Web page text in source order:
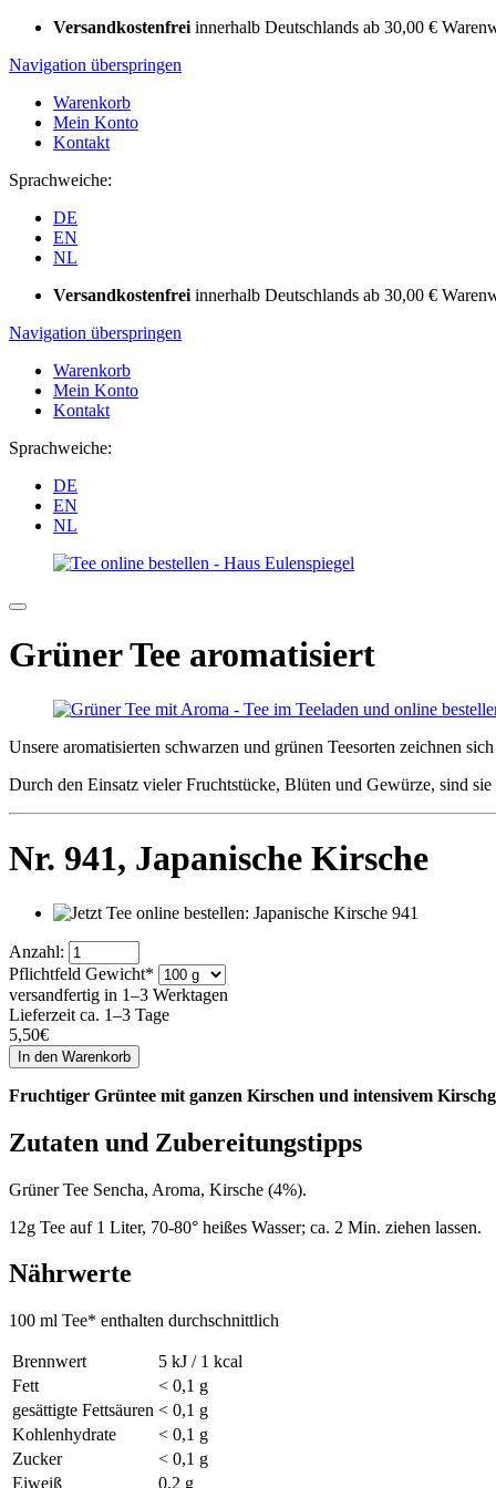
Versandkostenfrei innerhalb Deutschlands ab 30,00 €
Navigation überspringen
Warenkorb
Mein Konto
Kontakt
Sprachweiche:
DE
EN
NL
Versandkostenfrei innerhalb Deutschlands ab 30,00 €
Navigation überspringen
Warenkorb
Mein Konto
Kontakt
Sprachweiche:
DE
EN
NL
Grüner Tee aromatisiert
Unsere aromatisierten schwarzen und grünen Teesorten zeichnen
Durch den Einsatz vieler Fruchtstücke, Blüten und Gewürze, sind
Nr. 941, Japanische Kirsche
Anzahl:
Pflichtfeld Gewicht*
versandfertig in 1–3 Werktagen
Lieferzeit ca. 1–3 Tage
5,50€
Fruchtiger Grüntee mit ganzen Kirschen und intensivem
Zutaten und Zubereitungstipps
Grüner Tee Sencha, Aroma, Kirsche (4%).
12g Tee auf 1 Liter, 70-80° heißes Wasser; ca. 2 Min. ziehen lassen.
Nährwerte
100 ml Tee* enthalten durchschnittlich
Brennwert
5 kJ / 1 kcal
Fett
< 0,1 g
gesättigte Fettsäuren < 0,1 g
Kohlenhydrate
< 0,1 g
Zucker
< 0,1 g
Eiweiß
0,2 g